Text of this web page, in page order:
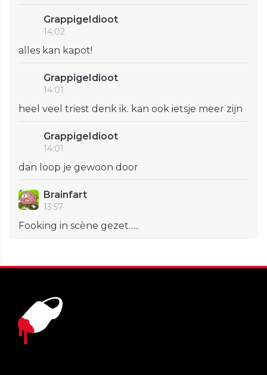
GrappigeIdioot
14:02
alles kan kapot!
GrappigeIdioot
14:01
heel veel triest denk ik. kan ook ietsje meer zijn
GrappigeIdioot
14:01
dan loop je gewoon door
Brainfart
13:57
Fooking in scène gezet…..